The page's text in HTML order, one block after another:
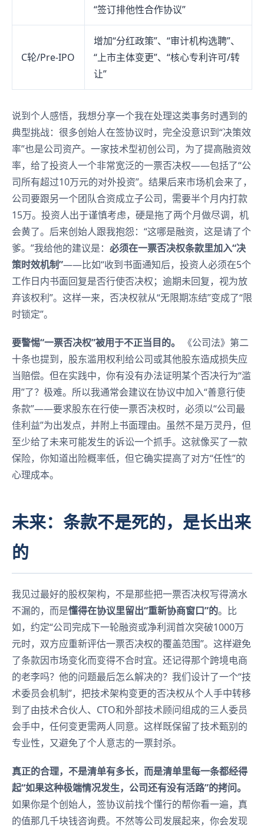
“签订排他性合作协议”
C轮/Pre-IPO
增加“分红政策”、“审计机构选聘”、
“上市主体变更”、“核心专利许可/转
让”
说到个人感悟，我想分享一个我在处理这类事务时遇到的
典型挑战：很多创始人在签协议时，完全没意识到“决策效
率”也是公司资产。一家技术型初创公司，为了提高融资效
率，给了投资人一个非常宽泛的一票否决权——包括了“公
司所有超过10万元的对外投资”。结果后来市场机会来了，
公司要跟另一个团队合资成立子公司，需要半个月内打款
15万。投资人出于谨慎考虑，硬是拖了两个月做尽调，机
会黄了。后来创始人跟我抱怨：“这哪是融资，这是请了个
爹。”我给他的建议是： 必须在一票否决权条款里加入“决
策时效机制”——比如“收到书面通知后，投资人必须在5个
工作日内书面回复是否行使否决权；逾期未回复，视为放
弃该权利”。这样一来，否决权就从“无限期冻结”变成了“限
时锁定”。
要警惕“一票否决权”被用于不正当目的。
《公司法》第二
十条也提到，股东滥用权利给公司或其他股东造成损失应
当赔偿。但在实践中，你有没有办法证明某个否决行为“滥
用”了？极难。所以我通常会建议在协议中加入“善意行使
条款”——要求股东在行使一票否决权时，必须以“公司最
佳利益”为出发点，并附上书面理由。虽然不是万灵丹，但
至少给了未来可能发生的诉讼一个抓手。这就像买了一款
保险，你知道出险概率低，但它确实提高了对方“任性”的
心理成本。
未来：条款不是死的，是长出来
的
我见过最好的股权架构，不是那些把一票否决权写得滴水
不漏的，而是懂得在协议里留出“重新协商窗口”的。比
如，约定“公司完成下一轮融资或净利润首次突破1000万
元时，双方应重新评估一票否决权的覆盖范围”。这样避免
了条款因市场变化而变得不合时宜。还记得那个跨境电商
的老李吗？他的问题最后怎么解决的？我们设计了一个“技
术委员会机制”，把技术架构变更的否决权从个人手中转移
到了由技术合伙人、CTO和外部技术顾问组成的三人委员
会手中，任何变更需两人同意。这样既保留了技术甄别的
专业性，又避免了个人意志的一票封杀。
真正的合理，不是清单有多长，而是清单里每一条都经得
起“如果这种极端情况发生，公司还有没有活路”的拷问。
如果你是个创始人，签协议前找个懂行的帮你看一遍，真
的值那几千块钱咨询费。不然等公司发展起来，你会发现